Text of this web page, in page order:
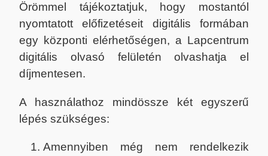
Örömmel tájékoztatjuk, hogy mostantól
nyomtatott előfizetéseit digitális formában
egy központi elérhetőségen, a Lapcentrum
digitális olvasó felületén olvashatja el
díjmentesen.
A használathoz mindössze két egyszerű
lépés szükséges:
Amennyiben még nem rendelkezik